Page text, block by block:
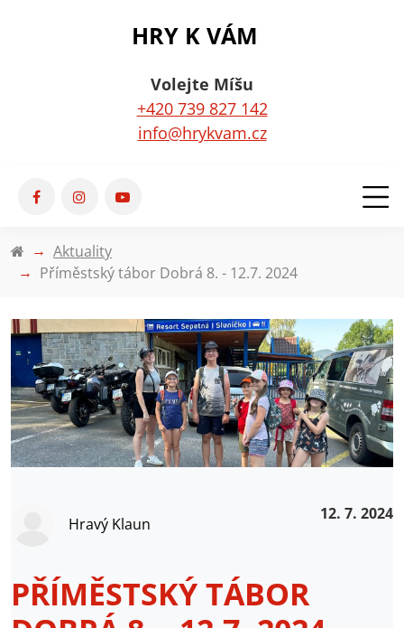
HRY K VÁM
Volejte Míšu
+420 739 827 142
info@hrykvam.cz
Aktuality
Příměstský tábor Dobrá 8. - 12.7. 2024
Hravý Klaun
12. 7. 2024
PŘÍMĚSTSKÝ TÁBOR